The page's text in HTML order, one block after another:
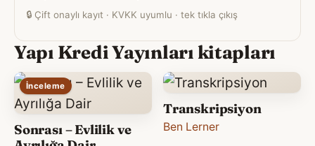
🔒 Çift onaylı kayıt · KVKK uyumlu · tek tıkla çıkış
Yapı Kredi Yayınları kitapları
İnceleme
Sonrası – Evlilik ve
Transkripsiyon
Ben Lerner